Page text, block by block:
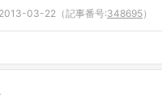
2013-03-22 （記事番号:348695）